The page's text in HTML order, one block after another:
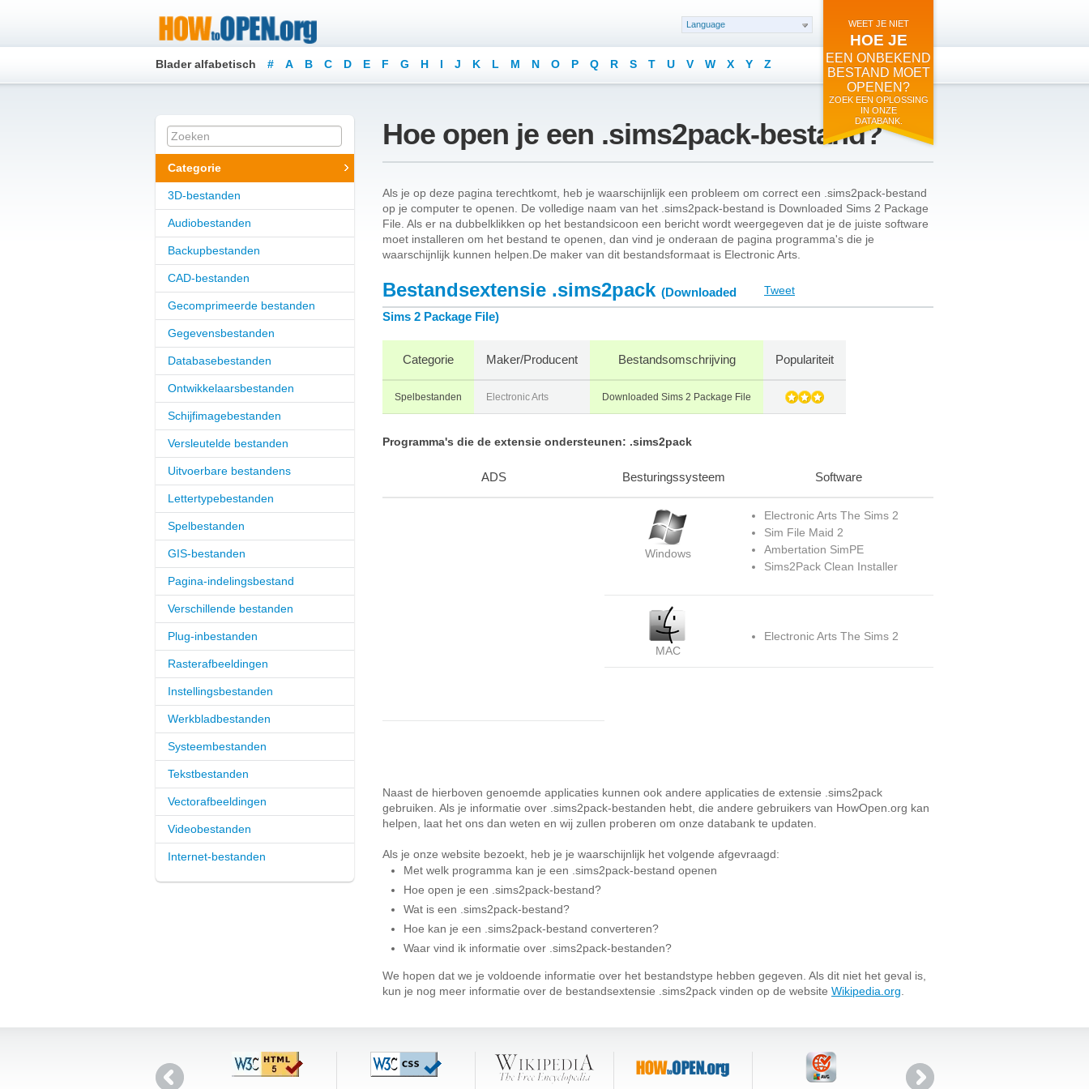
Blader alfabetisch # A B C D E F G H I J K L M N O P Q R S T U V W X Y Z
WEET JE NIET
HOE JE
EEN ONBEKEND
BESTAND MOET
OPENEN?
ZOEK EEN OPLOSSING
IN ONZE
DATABANK.
Language
Categorie
3D-bestanden
Audiobestanden
Backupbestanden
CAD-bestanden
Gecomprimeerde bestanden
Gegevensbestanden
Databasebestanden
Ontwikkelaarsbestanden
Schijfimagebestanden
Versleutelde bestanden
Uitvoerbare bestandens
Lettertypebestanden
Spelbestanden
GIS-bestanden
Pagina-indelingsbestand
Verschillende bestanden
Plug-inbestanden
Rasterafbeeldingen
Instellingsbestanden
Werkbladbestanden
Systeembestanden
Tekstbestanden
Vectorafbeeldingen
Videobestanden
Internet-bestanden
Hoe open je een .sims2pack-bestand?
Als je op deze pagina terechtkomt, heb je waarschijnlijk een probleem om correct een .sims2pack-bestand
op je computer te openen. De volledige naam van het .sims2pack-bestand is Downloaded Sims 2 Package
File. Als er na dubbelklikken op het bestandsicoon een bericht wordt weergegeven dat je de juiste software
moet installeren om het bestand te openen, dan vind je onderaan de pagina programma's die je
waarschijnlijk kunnen helpen.De maker van dit bestandsformaat is Electronic Arts.
Bestandsextensie .sims2pack (Downloaded
Sims 2 Package File)
Tweet
Categorie Maker/Producent Bestandsomschrijving Populariteit
Spelbestanden Electronic Arts Downloaded Sims 2 Package File
Programma's die de extensie ondersteunen: .sims2pack
ADS Besturingssysteem Software
Windows
Electronic Arts The Sims 2
Sim File Maid 2
Ambertation SimPE
Sims2Pack Clean Installer
MAC
Electronic Arts The Sims 2
Naast de hierboven genoemde applicaties kunnen ook andere applicaties de extensie .sims2pack
gebruiken. Als je informatie over .sims2pack-bestanden hebt, die andere gebruikers van HowOpen.org kan
helpen, laat het ons dan weten en wij zullen proberen om onze databank te updaten.
Als je onze website bezoekt, heb je je waarschijnlijk het volgende afgevraagd:
Met welk programma kan je een .sims2pack-bestand openen
Hoe open je een .sims2pack-bestand?
Wat is een .sims2pack-bestand?
Hoe kan je een .sims2pack-bestand converteren?
Waar vind ik informatie over .sims2pack-bestanden?
We hopen dat we je ​​voldoende informatie over het bestandstype hebben gegeven. Als dit niet het geval is,
kun je nog meer informatie over de bestandsextensie .sims2pack vinden op de website Wikipedia.org